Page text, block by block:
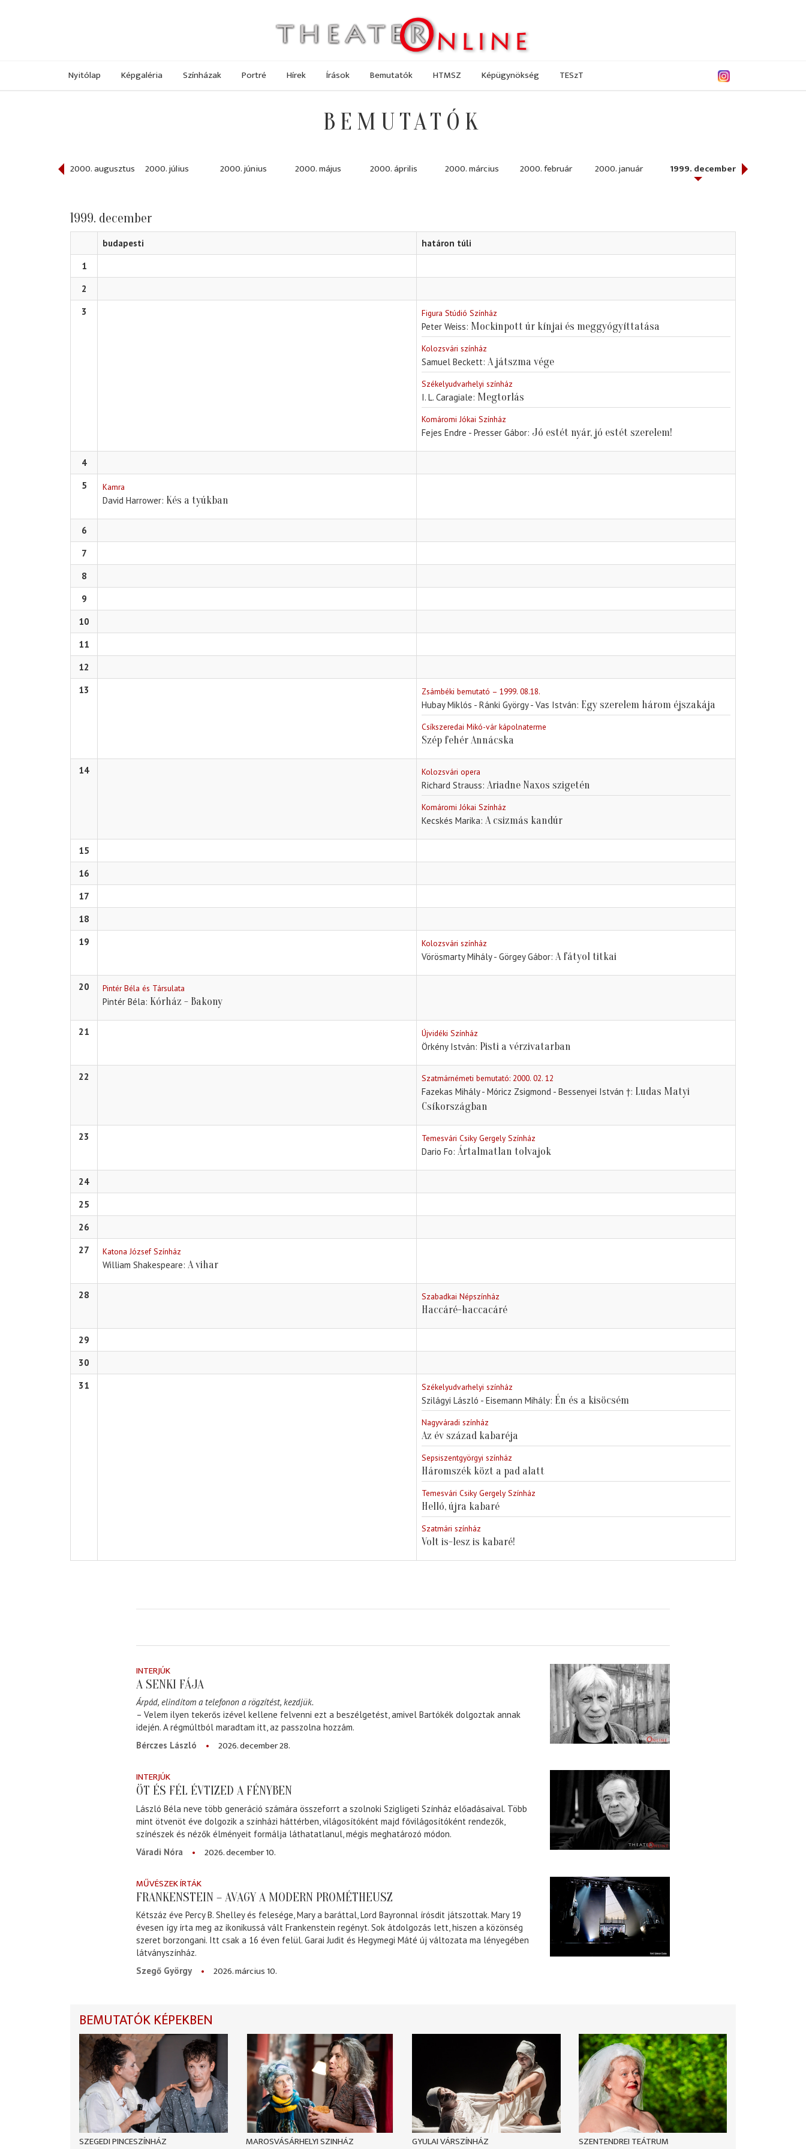
Nyitólap Képgaléria Színházak Portré Hírek Írások Bemutatók HTMSZ Képügynökség TESzT
BEMUTATÓK
szeptember 2000. augusztus 2000. július 2000. június 2000. május 2000. április 2000. március 2000. február 2000. január 1999. december 1999. november
1999. december
budapesti
határon túli
1
2
3
Figura Stúdió Színház
Peter Weiss Mockinpott úr kínjai és meggyógyíttatása
Kolozsvári színház
Samuel Beckett A játszma vége
Székelyudvarhelyi színház
I. L. Caragiale Megtorlás
Komáromi Jókai Színház
Fejes Endre - Presser Gábor Jó estét nyár, jó estét szerelem!
4
5
Kamra
David Harrower Kés a tyúkban
6
7
8
9
10
11
12
13
Zsámbéki bemutató – 1999. 08.18.
Hubay Miklós - Ránki György - Vas István Egy szerelem három éjszakája
Csíkszeredai Mikó-vár kápolnaterme
Szép fehér Annácska
14 Kolozsvári opera
Richard Strauss Ariadne Naxos szigetén
Komáromi Jókai Színház
Kecskés Marika A csizmás kandúr
15
16
17
18
19
Kolozsvári színház
Vörösmarty Mihály - Görgey Gábor A fátyol titkai
20 Pintér Béla és Társulata
Pintér Béla Kórház - Bakony
21 Újvidéki Színház
Örkény István Pisti a vérzivatarban
22 Szatmárnémeti bemutató: 2000. 02. 12
Fazekas Mihály - Móricz Zsigmond - Bessenyei István † Ludas Matyi
Csíkországban
23 Temesvári Csiky Gergely Színház
Dario Fo Ártalmatlan tolvajok
24
25
26
27
Katona József Színház
William Shakespeare A vihar
28 Szabadkai Népszínház
Haccáré-haccacáré
29
30
31
Székelyudvarhelyi színház
Szilágyi László - Eisemann Mihály Én és a kisöcsém
Nagyváradi színház
Az év század kabaréja
Sepsiszentgyörgyi színház
Háromszék közt a pad alatt
Temesvári Csiky Gergely Színház
Helló, újra kabaré
Szatmári színház
Volt is-lesz is kabaré!
INTERJÚK
A SENKI FÁJA
Árpád, elindítom a telefonon a rögzítést, kezdjük.
– Velem ilyen tekerős izével kellene felvenni ezt a beszélgetést, amivel Bartókék dolgoztak annak
idején. A régmúltból maradtam itt, az passzolna hozzám.
Bérczes László
2026. december 28.
INTERJÚK
ÖT ÉS FÉL ÉVTIZED A FÉNYBEN
László Béla neve több generáció számára összeforrt a szolnoki Szigligeti Színház előadásaival. Több
mint ötvenöt éve dolgozik a színházi háttérben, világosítóként majd fővilágosítóként rendezők,
színészek és nézők élményeit formálja láthatatlanul, mégis meghatározó módon.
Váradi Nóra
2026. december 10.
MŰVÉSZEK ÍRTÁK
FRANKENSTEIN – AVAGY A MODERN PROMÉTHEUSZ
Kétszáz éve Percy B. Shelley és felesége, Mary a baráttal, Lord Bayronnal írósdit játszottak. Mary 19
évesen így írta meg az ikonikussá vált Frankenstein regényt. Sok átdolgozás lett, hiszen a közönség
szeret borzongani. Itt csak a 16 éven felül. Garai Judit és Hegymegi Máté új változata ma lényegében
látványszínház.
Szegő György
2026. március 10.
BEMUTATÓK KÉPEKBEN
SZEGEDI PINCESZÍNHÁZ MAROSVÁSÁRHELYI SZINHÁZ GYULAI VÁRSZÍNHÁZ SZENTENDREI TEÁTRUM